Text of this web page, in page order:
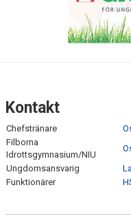
Kontakt
Chefstränare
Filborna
Idrottsgymnasium/NIU
Ungdomsansvarig
Funktionärer